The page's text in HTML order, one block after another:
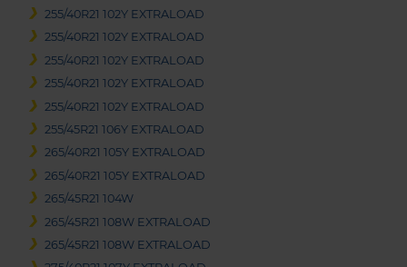
255/40R21 102Y EXTRALOAD
255/40R21 102Y EXTRALOAD
255/40R21 102Y EXTRALOAD
255/40R21 102Y EXTRALOAD
255/40R21 102Y EXTRALOAD
255/45R21 106Y EXTRALOAD
265/40R21 105Y EXTRALOAD
265/40R21 105Y EXTRALOAD
265/45R21 104W
265/45R21 108W EXTRALOAD
265/45R21 108W EXTRALOAD